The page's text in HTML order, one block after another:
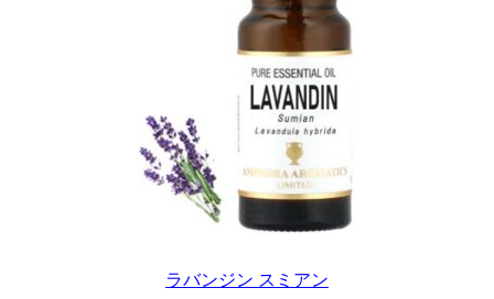
ラバンジン スミアン